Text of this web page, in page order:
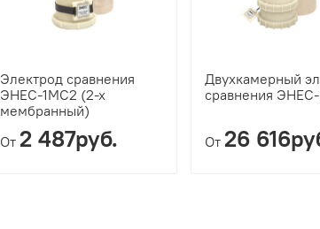
Электрод сравнения
ЭНЕС-1МС2 (2-х
мембранный)
От 2 487руб.
Двухкамерный
сравнения
От 26